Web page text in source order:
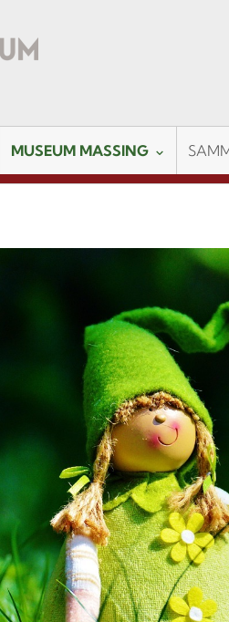
MUSEUM MASSING